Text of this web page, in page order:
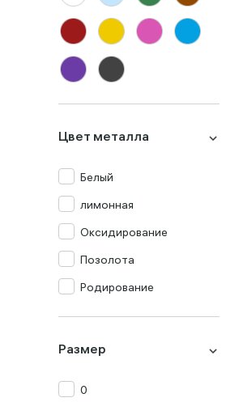
Малахит
Миксы
Оникс
Прочие
Раух-топаз
Родолит
Рубин
Сапфир
Топаз
Хризолит
Цвет металла
Белый
лимонная
Оксидирование
Позолота
Родирование
Размер
0